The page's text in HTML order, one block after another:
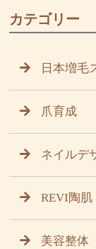
カテゴリー
日本増毛
爪育成
ネイルデ
REVI陶肌
美容整体